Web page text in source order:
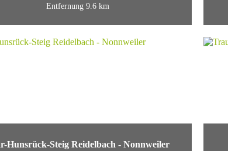
Entfernung 9.6 km
Hunsrück-Steig Reidelbach - Nonnweiler